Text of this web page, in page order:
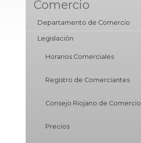
Comercio
Departamento de Comercio
Legislación
Horarios Comerciales
Registro de Comerciantes
Consejo Riojano de Comercio
Precios